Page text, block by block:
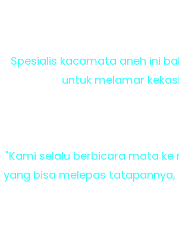
Spesialis kacamata aneh ini
untuk melamar
"Kami selalu berbicara mata
yang bisa melepas